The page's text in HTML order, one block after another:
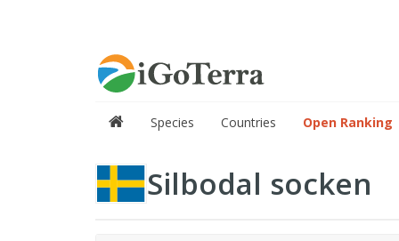
Species Countries Open Ranking
Silbodal socken